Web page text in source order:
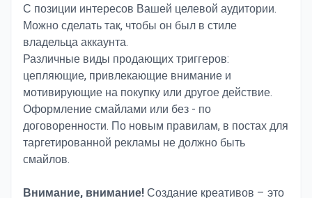
С позиции интересов Вашей целевой аудитории.
Можно сделать так, чтобы он был в стиле
владельца аккаунта.
Различные виды продающих триггеров:
цепляющие, привлекающие внимание и
мотивирующие на покупку или другое действие.
Оформление смайлами или без - по
договоренности. По новым правилам, в постах для
таргетированной рекламы не должно быть
смайлов.
Внимание, внимание!Создание креативов – это